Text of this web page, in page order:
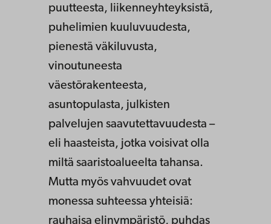
puutteesta, liikenneyhteyksistä,
puhelimien kuuluvuudesta,
pienestä väkiluvusta,
vinoutuneesta
väestörakenteesta,
asuntopulasta, julkisten
palvelujen saavutettavuudesta –
eli haasteista, jotka voisivat olla
miltä saaristoalueelta tahansa.
Mutta myös vahvuudet ovat
monessa suhteessa yhteisiä:
rauhaisa elinympäristö, puhdas